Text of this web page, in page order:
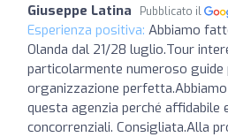
Giuseppe Latina Pubblicato il
Esperienza positiva: Abbiamo
Olanda dal 21/28 luglio.Tour
particolarmente numeroso guide
organizzazione
questa agenzia perché affidabile
concorrenziali. Consigliata.Alla